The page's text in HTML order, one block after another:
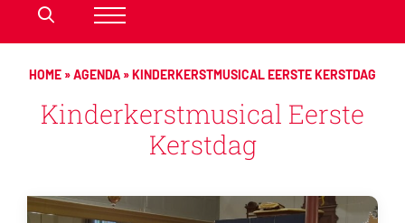
HOME »AGENDA »KINDERKERSTMUSICAL EERSTE KERSTDAG
Kinderkerstmusical Eerste
Kerstdag